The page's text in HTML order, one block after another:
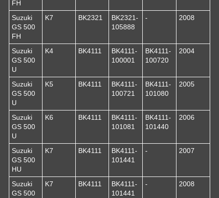
FH
Suzuki
GS 500
FH
K7 BK2321
BK2321-
105888
- 2008
Suzuki
GS 500
U
K4 BK4111
BK4111-
100001
BK4111-
100720
2004
Suzuki
GS 500
U
K5 BK4111
BK4111-
100721
BK4111-
101080
2005
Suzuki
GS 500
U
K6 BK4111
BK4111-
101081
BK4111-
101440
2006
Suzuki
GS 500
HU
K7 BK4111
BK4111-
101441
- 2007
Suzuki
GS 500
K7 BK4111
BK4111-
101441
- 2008